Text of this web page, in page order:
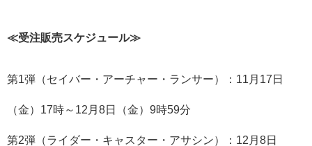
≪受注販売スケジュール≫
第1弾（セイバー・アーチャー・ランサー）：11月17日
（金）17時～12月8日（金）9時59分
第2弾（ライダー・キャスター・アサシン）：12月8日